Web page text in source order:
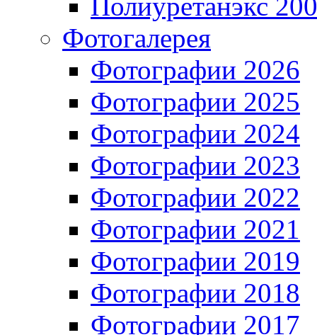
Полиуретанэкс
Фотогалерея
Фотографии 2026
Фотографии 2025
Фотографии 2024
Фотографии 2023
Фотографии 2022
Фотографии 2021
Фотографии 2019
Фотографии 2018
Фотографии 2017